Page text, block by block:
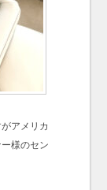
アメリカ
様のセン